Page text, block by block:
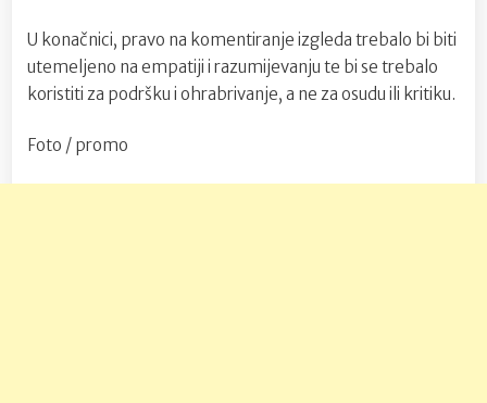
U konačnici, pravo na komentiranje izgleda trebalo bi biti
utemeljeno na empatiji i razumijevanju te bi se trebalo
koristiti za podršku i ohrabrivanje, a ne za osudu ili kritiku.
Foto / promo